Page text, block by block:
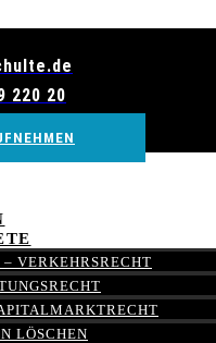
220 20
VERKEHRSRECHT
LÖSCHEN